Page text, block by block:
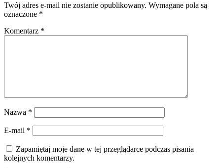
Twój adres e-mail nie zostanie opublikowany. Wymagane pola są
oznaczone *
Komentarz *
Nazwa *
E-mail *
Zapamiętaj moje dane w tej przeglądarce podczas pisania
kolejnych komentarzy.